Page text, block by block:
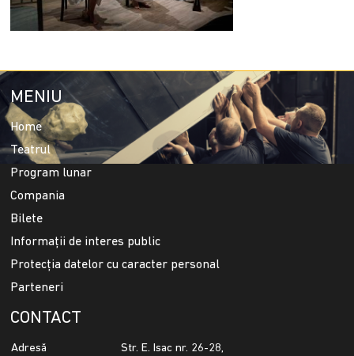
MENIU
Home
Teatrul
Program lunar
Compania
Bilete
Informații de interes public
Protecția datelor cu caracter personal
Parteneri
CONTACT
Adresă
Str. E. Isac nr. 26-28,